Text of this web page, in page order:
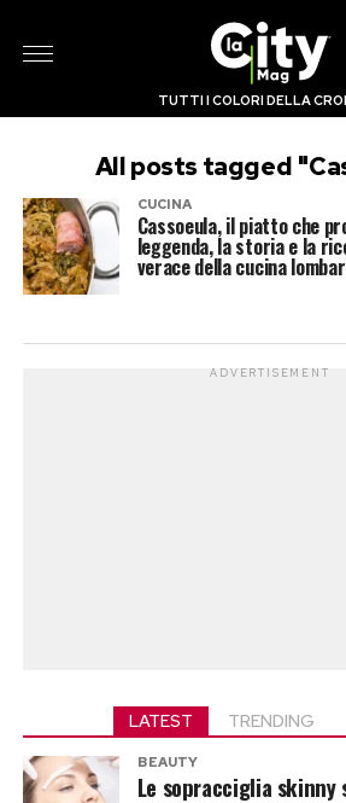
TUTTI I COLORI DELLA
All posts tagged
CUCINA
Cassoeula, il piatto che
leggenda, la storia e la
verace della cucina
ADVERTISEMENT
LATEST TRENDING
BEAUTY
Le sopracciglia